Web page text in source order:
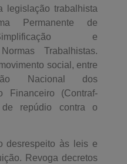
legislação trabalhista
Permanente de
e
Trabalhistas.
social, entre
Nacional dos
Financeiro (Contraf-
repúdio contra o
desrespeito às leis e
Revoga decretos